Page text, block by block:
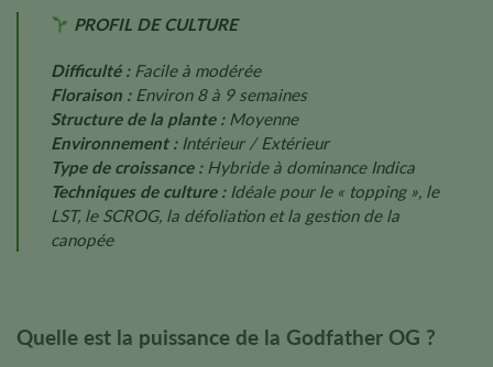
PROFIL DE CULTURE
Difficulté :Facile à modérée
Floraison :Environ 8 à 9 semaines
Structure de la plante :Moyenne
Environnement :Intérieur / Extérieur
Type de croissance :Hybride à dominance Indica
Techniques de culture :Idéale pour le « topping », le
LST, le SCROG, la défoliation et la gestion de la
canopée
Quelle est la puissance de la Godfather OG ?